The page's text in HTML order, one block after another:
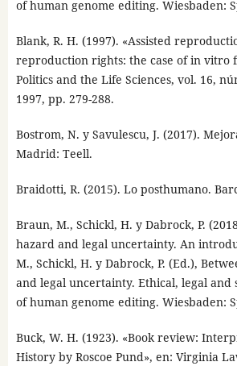
of human genome editing. Wiesbaden:
Blank, R. H. (1997). «Assisted
reproduction rights: the case of in vitro
Politics and the Life Sciences, vol. 16,
1997, pp. 279-288.
Bostrom, N. y Savulescu, J. (2017).
Madrid: Teell.
Braidotti, R. (2015). Lo posthumano.
Braun, M., Schickl, H. y Dabrock, P.
hazard and legal uncertainty. An
M., Schickl, H. y Dabrock, P. (Ed.),
and legal uncertainty. Ethical, legal and
of human genome editing. Wiesbaden:
Buck, W. H. (1923). «Book review:
History by Roscoe Pund», en: Virginia